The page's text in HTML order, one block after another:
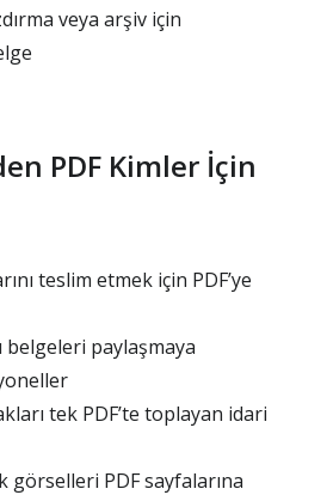
veya arşiv için
PDF Kimler İçin
teslim etmek için PDF’ye
belgeleri paylaşmaya
tek PDF’te toplayan idari
görselleri PDF sayfalarına